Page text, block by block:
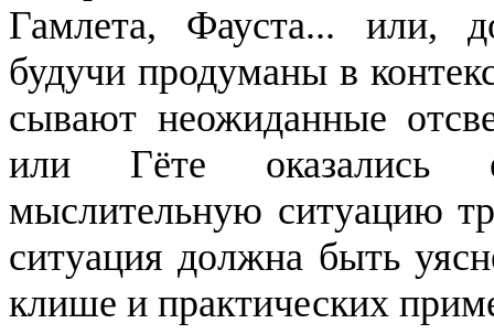
Гамлета, Фауста... или,
будучи продуманы в
сывают неожиданные
или Гёте оказались
мыслительную си­туацию
ситуация должна быть
клише и практиче­ских